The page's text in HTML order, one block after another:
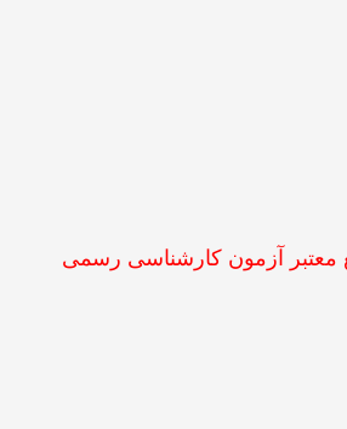
معتبر آزمون کارشناسی رسمی